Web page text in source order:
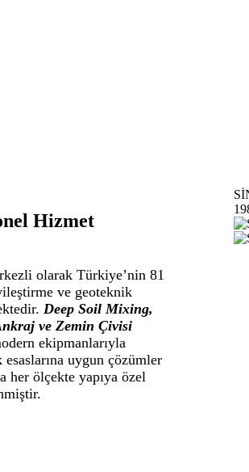
Hizmet
olarak Türkiye’nin 81
ve geoteknik
Deep Soil Mixing,
ve Zemin Çivisi
ekipmanlarıyla
uygun çözümler
her ölçekte yapıya özel